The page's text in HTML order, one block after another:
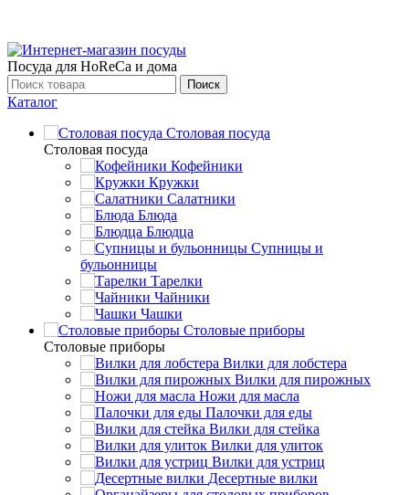
Посуда для HoReCa и дома
Поиск
Каталог
Столовая посуда
Столовая посуда
Кофейники
Кружки
Салатники
Блюда
Блюдца
Супницы и
бульонницы
Тарелки
Чайники
Чашки
Cтоловые приборы
Cтоловые приборы
Вилки для лобстера
Вилки для пирожных
Ножи для масла
Палочки для еды
Вилки для стейка
Вилки для улиток
Вилки для устриц
Десертные вилки